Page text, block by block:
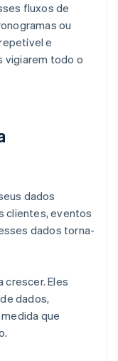
fluxos de
ou
e
vigiarem todo o
dados
clientes, eventos
dados torna-
crescer. Eles
dados,
que